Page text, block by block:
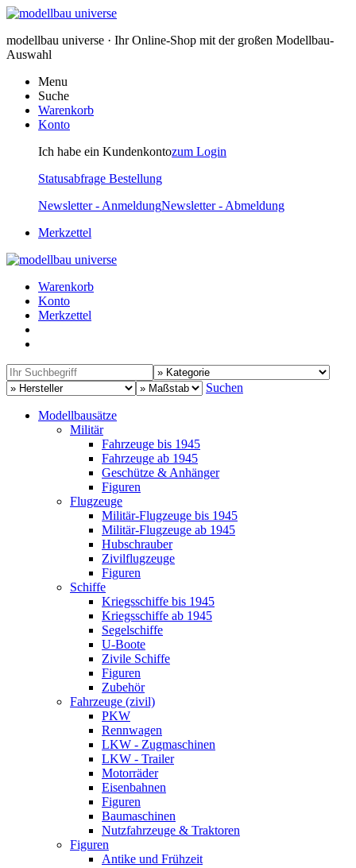
modellbau universe · Ihr Online-Shop mit der großen Modellbau-
Auswahl
Menu
Suche
Warenkorb
Konto
Ich habe ein Kundenkontozum Login
Statusabfrage Bestellung
Newsletter - AnmeldungNewsletter - Abmeldung
Merkzettel
Warenkorb
Konto
Merkzettel
Suchen
Modellbausätze
Militär
Fahrzeuge bis 1945
Fahrzeuge ab 1945
Geschütze & Anhänger
Figuren
Flugzeuge
Militär-Flugzeuge bis 1945
Militär-Flugzeuge ab 1945
Hubschrauber
Zivilflugzeuge
Figuren
Schiffe
Kriegsschiffe bis 1945
Kriegsschiffe ab 1945
Segelschiffe
U-Boote
Zivile Schiffe
Figuren
Zubehör
Fahrzeuge (zivil)
PKW
Rennwagen
LKW - Zugmaschinen
LKW - Trailer
Motorräder
Eisenbahnen
Figuren
Baumaschinen
Nutzfahrzeuge & Traktoren
Figuren
Antike und Frühzeit